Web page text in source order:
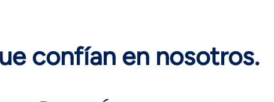
confían en nosotros.